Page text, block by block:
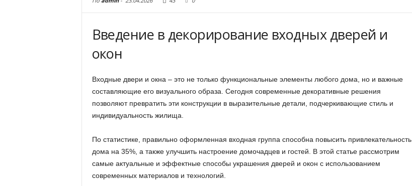
Введение в декорирование входных дверей и
окон
Входные двери и окна – это не только функциональные элементы любого дома, но и важные
составляющие его визуального образа. Сегодня современные декоративные решения
позволяют превратить эти конструкции в выразительные детали, подчеркивающие стиль и
индивидуальность жилища.
По статистике, правильно оформленная входная группа способна повысить привлекательность
дома на 35%, а также улучшить настроение домочадцев и гостей. В этой статье рассмотрим
самые актуальные и эффектные способы украшения дверей и окон с использованием
современных материалов и технологий.